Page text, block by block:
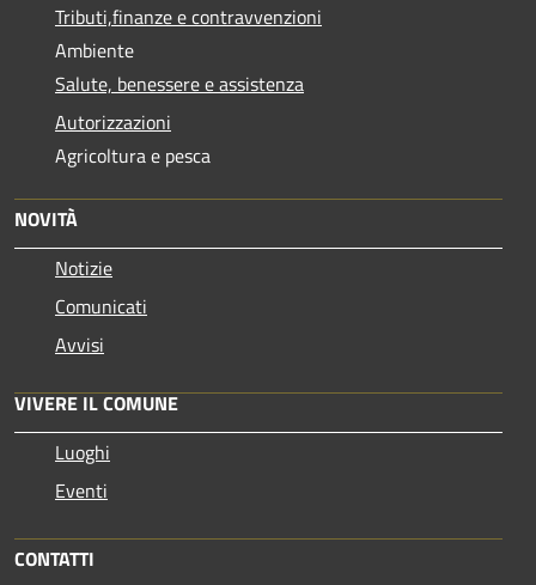
Tributi,finanze e contravvenzioni
Ambiente
Salute, benessere e assistenza
Autorizzazioni
Agricoltura e pesca
NOVITÀ
Notizie
Comunicati
Avvisi
VIVERE IL COMUNE
Luoghi
Eventi
CONTATTI